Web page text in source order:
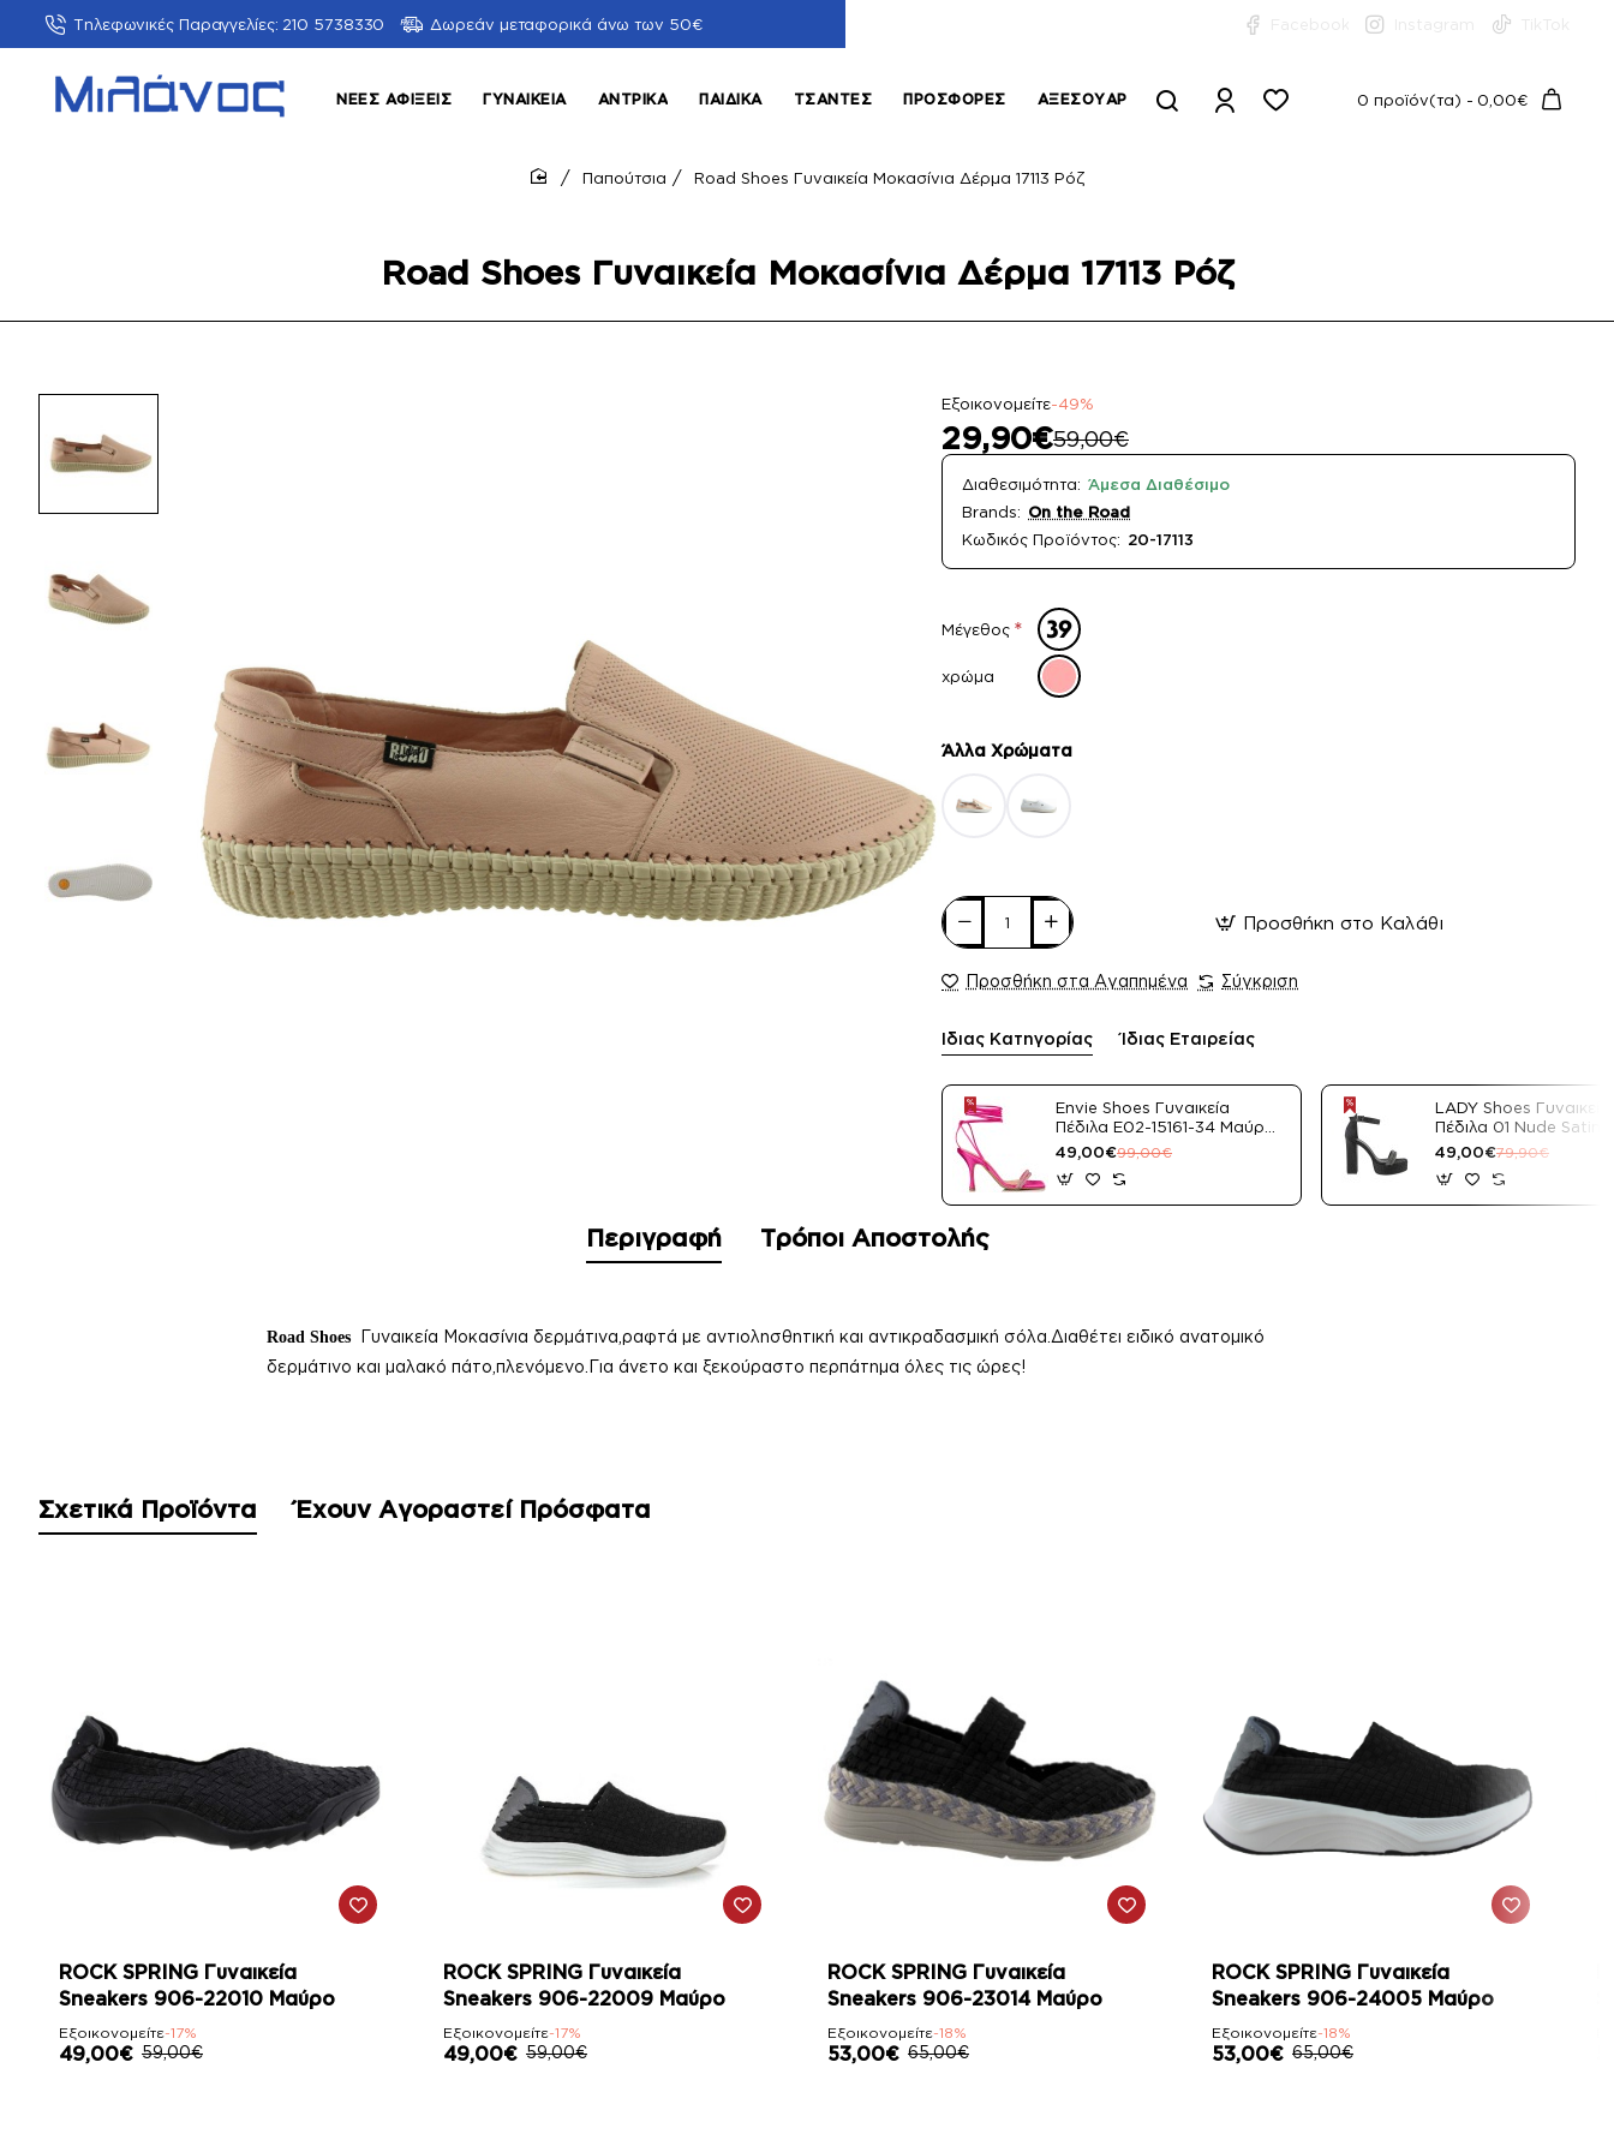
Τηλεφωνικές Παραγγελίες: 210 5738330 Δωρεάν μεταφορικά άνω των 50€
ΝΈΕΣ ΑΦΊΞΕΙΣ ΓΥΝΑΙΚΕΊΑ ΑΝΤΡΙΚΆ ΠΑΙΔΙΚΆ ΤΣΆΝΤΕΣ ΠΡΟΣΦΟΡΈΣ ΑΞΕΣΟΥΆΡ 0 προϊόν(τα) - 0,00€
Road Shoes Γυναικεία Μοκασίνια Δέρμα 17113 Ρόζ
Παπούτσια Road Shoes Γυναικεία Μοκασίνια Δέρμα 17113 Ρόζ
Εξοικονομείτε-49%
29,90€59,00€
Διαθεσιμότητα: Άμεσα Διαθέσιμο
Brands: On the Road
Κωδικός Προϊόντος: 20-17113
Μέγεθος
χρώμα
Άλλα Xρώματα
Προσθήκη στο Καλάθι
Προσθήκη στα Αγαπημένα Σύγκριση
Ίδιας Κατηγορίας Ίδιας Εταιρείας
Envie Shoes Γυναικεία
Πέδιλα E02-15161-34 Μαύρο
Satin
49,00€99,00€
LADY Shoes Γυναικεία
Πέδιλα 01 Nude Satin
49,00€79,90€
Περιγραφή Τρόποι Αποστολής
Road Shoes Γυναικεία Μοκασίνια δερμάτινα,ραφτά με αντιολησθητική και αντικραδασμική σόλα.Διαθέτει ειδικό ανατομικό
δερμάτινο και μαλακό πάτο,πλενόμενο.Για άνετο και ξεκούραστο περπάτημα όλες τις ώρες!
Σχετικά Προϊόντα Έχουν Αγοραστεί Πρόσφατα
-17%
ROCK SPRING Γυναικεία
Sneakers 906-22010 Μαύρο
Εξοικονομείτε-17%
49,00€ 59,00€
-17%
ROCK SPRING Γυναικεία
Sneakers 906-22009 Μαύρο
Εξοικονομείτε-17%
49,00€ 59,00€
-18%
ROCK SPRING Γυναικεία
Sneakers 906-23014 Μαύρο
Εξοικονομείτε-18%
53,00€ 65,00€
-18%
ROCK SPRING Γυναικεία
Sneakers 906-24005 Μαύρο
Εξοικονομείτε-18%
53,00€ 65,00€